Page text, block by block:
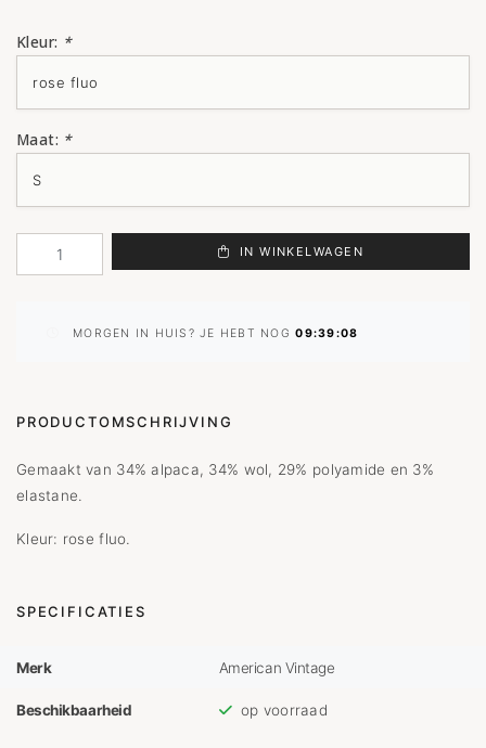
Kleur: *
Maat: *
IN WINKELWAGEN
MORGEN IN HUIS? JE HEBT NOG09:39:08
PRODUCTOMSCHRIJVING
Gemaakt van 34% alpaca, 34% wol, 29% polyamide en 3%
elastane.
Kleur: rose fluo.
SPECIFICATIES
Merk American Vintage
Beschikbaarheid op voorraad